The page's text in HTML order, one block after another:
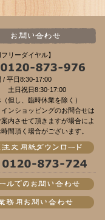
フリーダイヤル】
/ 平日8:30-17:00
日8:30-17:00
但し、臨時休業を除く）
ンショッピングのお問合せは
案内させて頂きますが場合によ
間頂く場合がございます。